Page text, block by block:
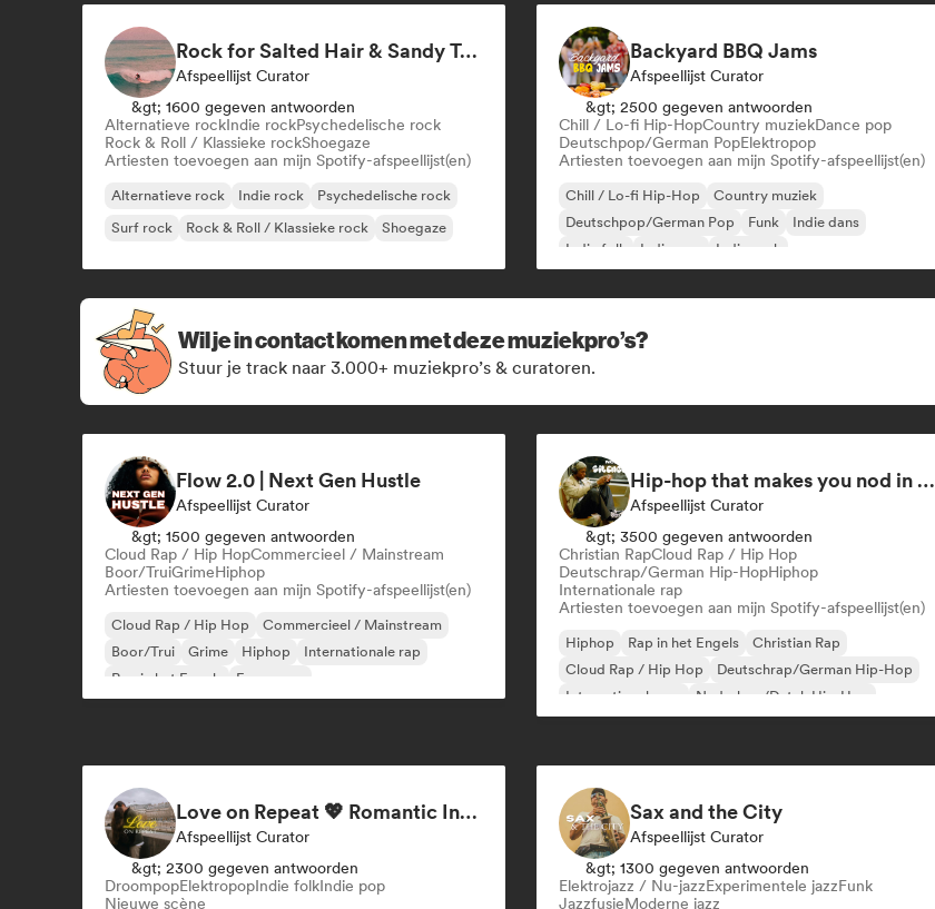
Rock for Salted Hair & Sandy Toes
Afspeellijst Curator
&gt; 1600 gegeven antwoorden
Alternatieve rockIndie rockPsychedelische rock
Rock & Roll / Klassieke rockShoegaze
Artiesten toevoegen aan mijn Spotify-afspeellijst(en)
Alternatieve rock Indie rock
Psychedelische rock
Surf rock
Rock & Roll / Klassieke rock Shoegaze
Backyard BBQ Jams
Afspeellijst Curator
&gt; 2500 gegeven antwoorden
Chill / Lo-fi Hip-HopCountry muziekDance pop
Deutschpop/German PopElektropop
Artiesten toevoegen aan mijn Spotify-afspeellijst(en)
Chill / Lo-fi Hip-Hop
Country muziek
Deutschpop/German Pop
Funk
Indie dans
Indie folk
Indie pop Indie rock
Wil je in contact komen met deze muziekpro’s?
Stuur je track naar 3.000+ muziekpro’s & curatoren.
Flow 2.0 | Next Gen Hustle
Afspeellijst Curator
&gt; 1500 gegeven antwoorden
Cloud Rap / Hip HopCommercieel / Mainstream
Boor/TruiGrimeHiphop
Artiesten toevoegen aan mijn Spotify-afspeellijst(en)
Cloud Rap / Hip Hop
Commercieel / Mainstream
Boor/Trui
Grime Hiphop
Internationale rap
Rap in het Engels
Franse rap
Hip-hop that makes you nod in silence
Afspeellijst Curator
&gt; 3500 gegeven antwoorden
Christian RapCloud Rap / Hip Hop
Deutschrap/German Hip-HopHiphop
Internationale rap
Artiesten toevoegen aan mijn Spotify-afspeellijst(en)
Hiphop Rap in het Engels
Christian Rap
Cloud Rap / Hip Hop
Deutschrap/German Hip-Hop
Internationale rap
Nederhop/Dutch Hip-Hop
Love on Repeat 💖 Romantic Indie Pop, Neo Soul & Singer-Songwriter
Afspeellijst Curator
&gt; 2300 gegeven antwoorden
DroompopElektropopIndie folkIndie pop
Nieuwe scène
Sax and the City
Afspeellijst Curator
&gt; 1300 gegeven antwoorden
Elektrojazz / Nu-jazzExperimentele jazzFunk
JazzfusieModerne jazz